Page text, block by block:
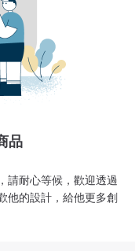
品
請耐心等候，歡迎透過
他的設計，給他更多創